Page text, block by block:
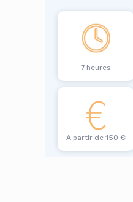
7 heures
A partir de 150 €